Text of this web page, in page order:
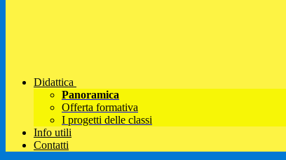
Didattica
Panoramica
Offerta formativa
I progetti delle classi
Info utili
Contatti